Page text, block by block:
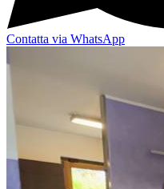
Contatta via WhatsApp